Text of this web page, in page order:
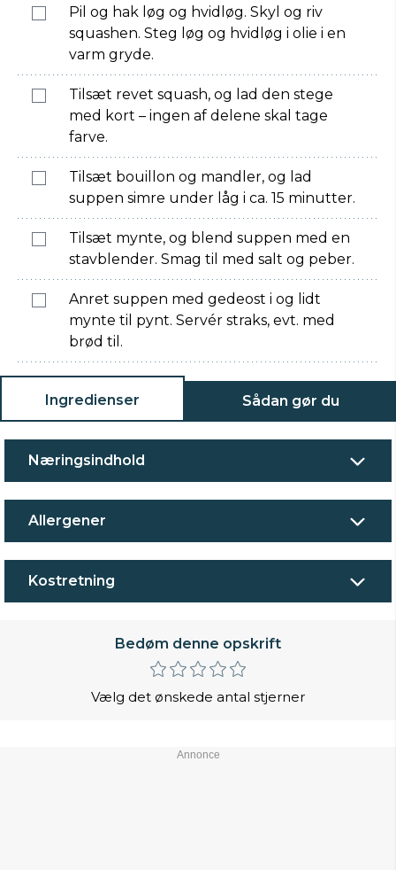
Pil og hak løg og hvidløg. Skyl og riv
squashen. Steg løg og hvidløg i olie i en
varm gryde.
Tilsæt revet squash, og lad den stege
med kort – ingen af delene skal tage
farve.
Tilsæt bouillon og mandler, og lad
suppen simre under låg i ca. 15 minutter.
Tilsæt mynte, og blend suppen med en
stavblender. Smag til med salt og peber.
Anret suppen med gedeost i og lidt
mynte til pynt. Servér straks, evt. med
brød til.
Ingredienser Sådan gør du
Næringsindhold
Allergener
Kostretning
Bedøm denne opskrift
Vælg det ønskede antal stjerner